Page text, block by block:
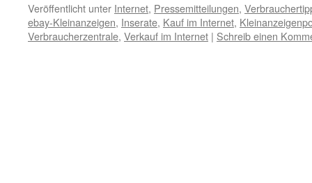
Veröffentlicht unter Internet, Pressemitteilungen,
ebay-Kleinanzeigen, Inserate, Kauf im Internet,
Verbraucherzentrale, Verkauf im Internet | Schreib einen